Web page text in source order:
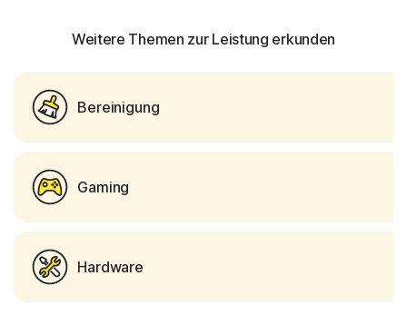
Weitere Themen zur Leistung erkunden
Bereinigung
Gaming
Hardware